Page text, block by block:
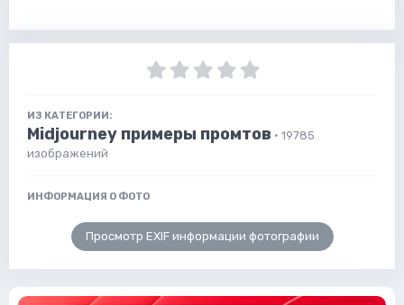
ИЗ КАТЕГОРИИ:
Midjourney примеры промтов · 19785
изображений
ИНФОРМАЦИЯ О ФОТО
Просмотр EXIF информации фотографии